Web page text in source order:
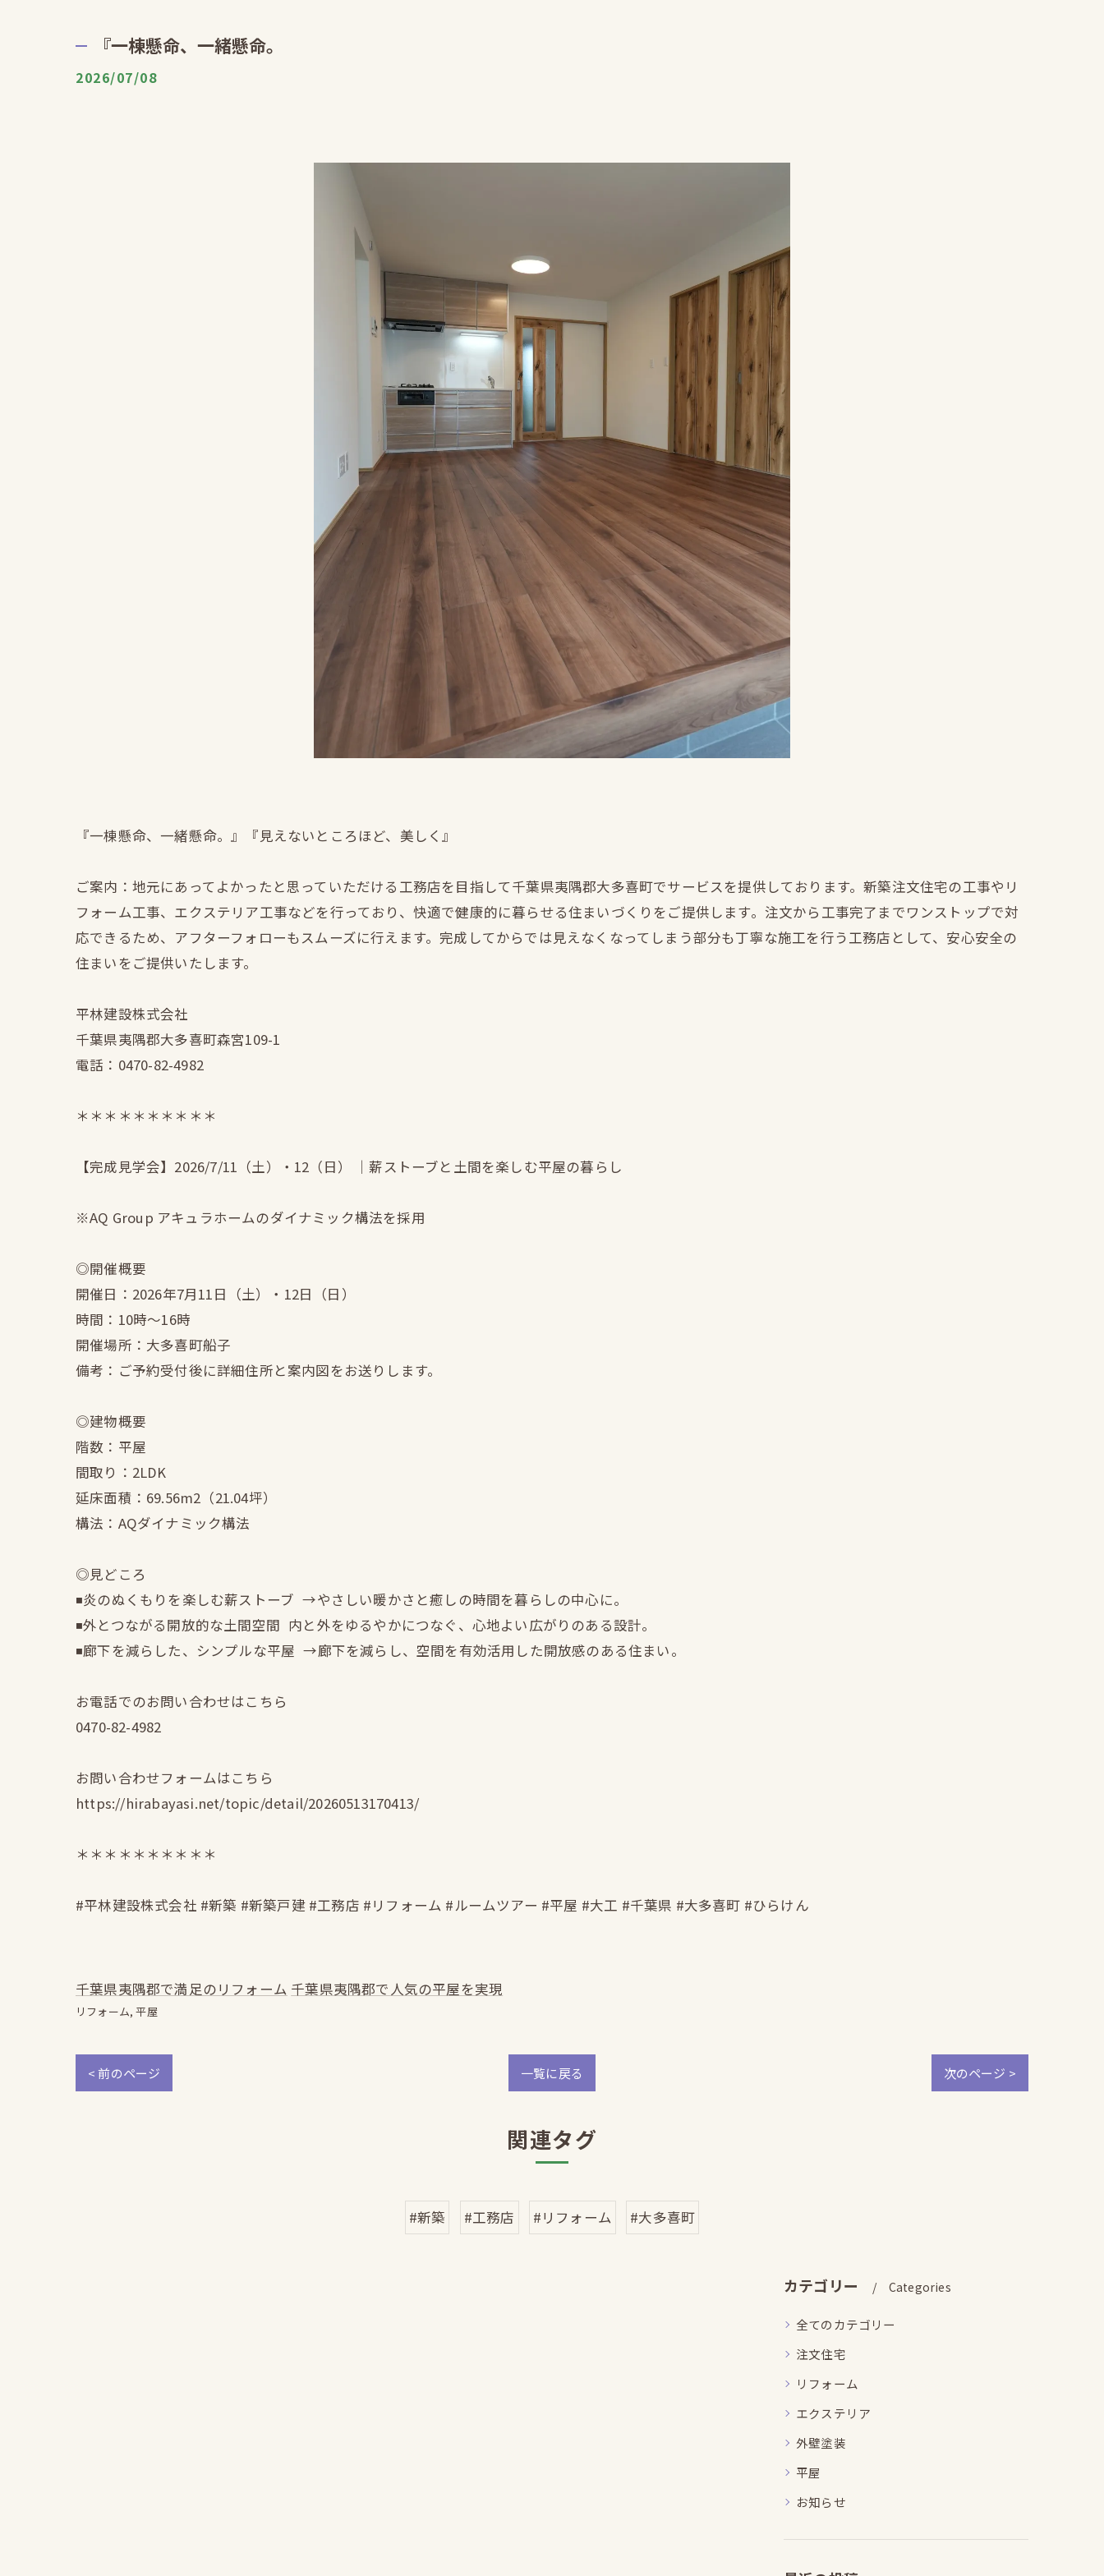
『一棟懸命、一緒懸命。
2026/07/08
『一棟懸命、一緒懸命。』『見えないところほど、美しく』
ご案内：地元にあってよかったと思っていただける工務店を目指して千葉県夷隅郡大多喜町でサービスを提供しております。新築注文住宅の工事やリ
フォーム工事、エクステリア工事などを行っており、快適で健康的に暮らせる住まいづくりをご提供します。注文から工事完了までワンストップで対
応できるため、アフターフォローもスムーズに行えます。完成してからでは見えなくなってしまう部分も丁寧な施工を行う工務店として、安心安全の
住まいをご提供いたします。
平林建設株式会社
千葉県夷隅郡大多喜町森宮109-1
電話：0470-82-4982
＊＊＊＊＊＊＊＊＊＊
【完成見学会】2026/7/11（土）・12（日） ｜薪ストーブと土間を楽しむ平屋の暮らし
※AQ Group アキュラホームのダイナミック構法を採用
◎開催概要
開催日：2026年7月11日（土）・12日（日）
時間：10時〜16時
開催場所：大多喜町船子
備考：ご予約受付後に詳細住所と案内図をお送りします。
◎建物概要
階数：平屋
間取り：2LDK
延床面積：69.56m2（21.04坪）
構法：AQダイナミック構法
◎見どころ
◾️炎のぬくもりを楽しむ薪ストーブ →やさしい暖かさと癒しの時間を暮らしの中心に。
◾️外とつながる開放的な土間空間 内と外をゆるやかにつなぐ、心地よい広がりのある設計。
◾️廊下を減らした、シンプルな平屋 →廊下を減らし、空間を有効活用した開放感のある住まい。
お電話でのお問い合わせはこちら
0470-82-4982
お問い合わせフォームはこちら
https://hirabayasi.net/topic/detail/20260513170413/
＊＊＊＊＊＊＊＊＊＊
#平林建設株式会社 #新築 #新築戸建 #工務店 #リフォーム #ルームツアー #平屋 #大工 #千葉県 #大多喜町 #ひらけん
千葉県夷隅郡で満足のリフォーム 千葉県夷隅郡で人気の平屋を実現
リフォーム 平屋
< 前のページ 一覧に戻る 次のページ >
関連タグ
#新築 #工務店 #リフォーム #大多喜町
カテゴリー Categories
全てのカテゴリー
注文住宅
リフォーム
エクステリア
外壁塗装
平屋
お知らせ